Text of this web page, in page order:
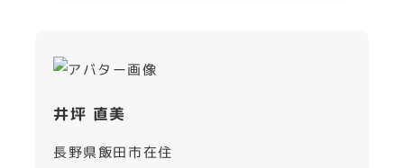
井坪 直美
長野県飯田市在住